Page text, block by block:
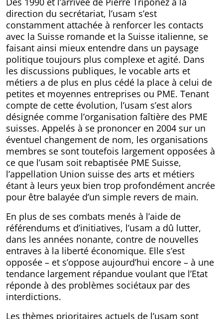
direction du secrétariat, l’usam s’est
constamment attachée à renforcer les contacts
avec la Suisse romande et la Suisse italienne, se
faisant ainsi mieux entendre dans un paysage
politique toujours plus complexe et agité. Dans
les discussions publiques, le vocable arts et
métiers a de plus en plus cédé la place à celui de
petites et moyennes entreprises ou PME. Tenant
compte de cette évolution, l’usam s’est alors
désignée comme l’organisation faîtière des PME
suisses. Appelés à se prononcer en 2004 sur un
éventuel changement de nom, les organisations
membres se sont toutefois largement opposées à
ce que l’usam soit rebaptisée PME Suisse,
l’appellation Union suisse des arts et métiers
étant à leurs yeux bien trop profondément ancrée
pour être balayée d’un simple revers de main.
En plus de ses combats menés à l’aide de
référendums et d’initiatives, l’usam a dû lutter,
dans les années nonante, contre de nouvelles
entraves à la liberté économique. Elle s’est
opposée – et s’oppose aujourd’hui encore – à une
tendance largement répandue voulant que l’Etat
réponde à des problèmes sociétaux par des
interdictions.
Les thèmes prioritaires actuels de l’usam sont